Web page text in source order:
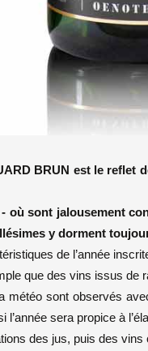
BRUN est le reflet
où sont jalousement
y dorment
de l’année
que des vins issus de
météo sont observés
sera propice à
des jus, puis des